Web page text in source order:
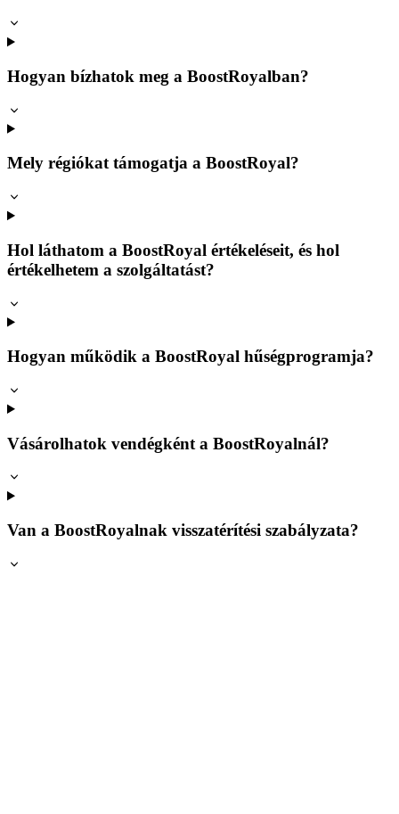
Hogyan bízhatok meg a BoostRoyalban?
Mely régiókat támogatja a BoostRoyal?
Hol láthatom a BoostRoyal értékeléseit, és hol
értékelhetem a szolgáltatást?
Hogyan működik a BoostRoyal hűségprogramja?
Vásárolhatok vendégként a BoostRoyalnál?
Van a BoostRoyalnak visszatérítési szabályzata?